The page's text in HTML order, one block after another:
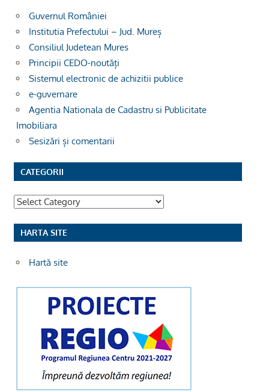
Guvernul României
Institutia Prefectului – Jud. Mureș
Consiliul Judetean Mures
Principii CEDO-noutăți
Sistemul electronic de achizitii publice
e-guvernare
Agentia Nationala de Cadastru si Publicitate
Imobiliara
Sesizări și comentarii
CATEGORII
Categorii
HARTA SITE
Hartă site